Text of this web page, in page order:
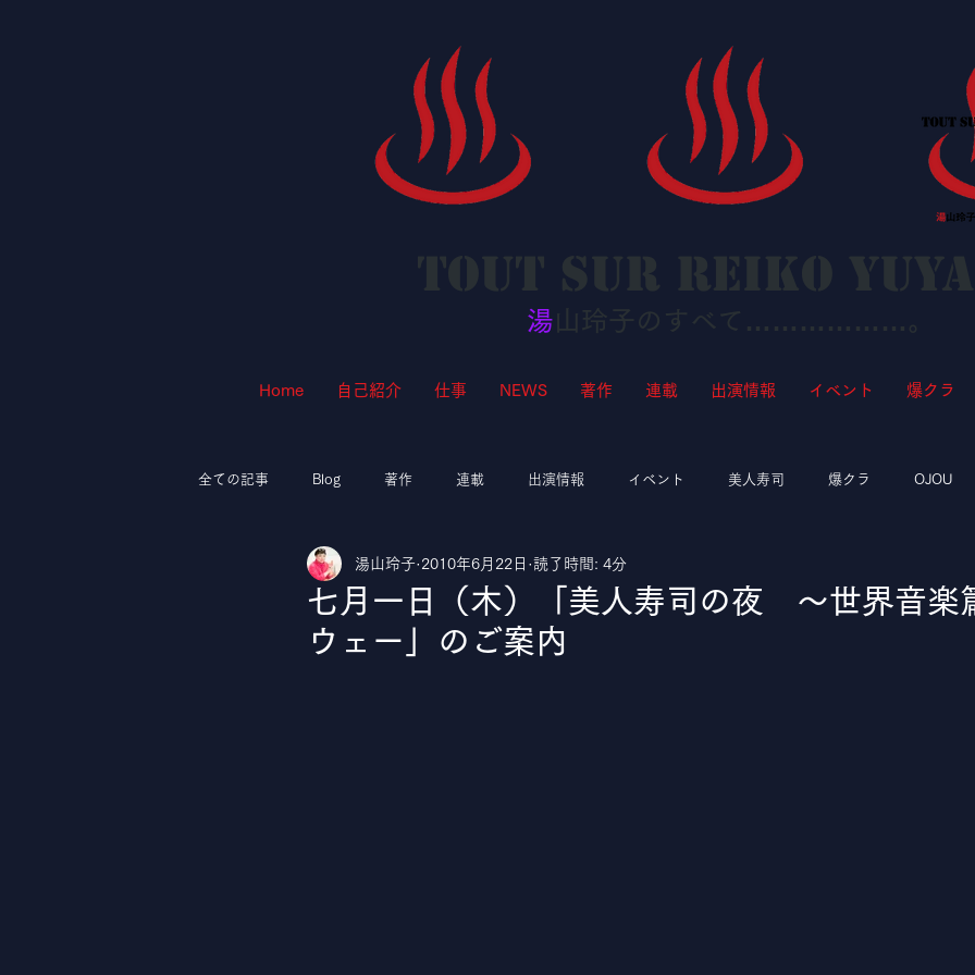
湯
Home 自己紹介 仕事 NEWS 著作 連載 出演情報 イベント 爆クラ
全ての記事 Blog 著作 連載 出演情報 イベント 美人寿司 爆クラ OJOU
湯山玲子のカルチャークラブ YouTube
七月一日（木）「美人寿司の夜 〜世界音
ウェー」のご案内
湯山玲子 2010年6月22日 読了時間: 4分